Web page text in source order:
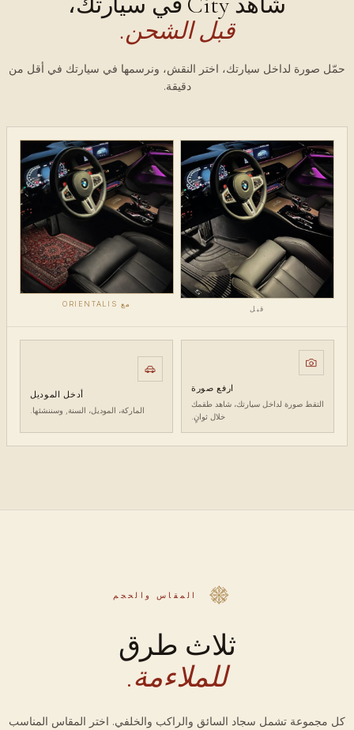
قبل الشحن.
حمّل صورة لداخل سيارتك، اختر النقش، ونرسمها في سيارتك في أقل من
دقيقة.
قبل
مع ORIENTALIS
ارفع صورة
التقط صورة لداخل سيارتك، شاهد طقمك
خلال ثوانٍ.
أدخل الموديل
الماركة، الموديل، السنة, وسننشئها.
المقاس والحجم
ثلاث طرق
للملاءمة.
كل مجموعة تشمل سجاد السائق والراكب والخلفي. اختر المقاس المناسب